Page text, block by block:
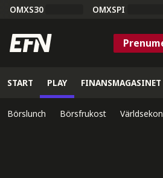
OMXS30 OMXSPI
START PLAY FINANSMAGASINET
Börslunch Börsfrukost